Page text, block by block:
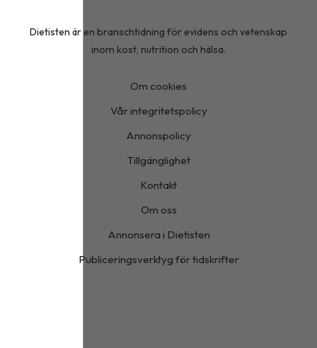
Dietisten är en branschtidning för evidens och vetenskap
inom kost, nutrition och hälsa.
Om cookies
Vår integritetspolicy
Annonspolicy
Tillgänglighet
Kontakt
Om oss
Annonsera i Dietisten
Publiceringsverktyg för tidskrifter